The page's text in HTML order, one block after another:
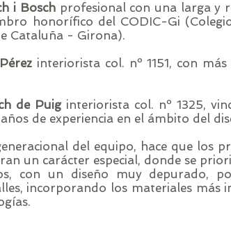
i Boschprofesional con una larga y
honorífico del CODIC-Gi
Cataluña - Girona).
interiorista col. nº 1151, con
de Puiginteriorista col. nº 1325,
de experiencia en el ámbito del
del equipo, hace que los
un carácter especial, donde se
con un diseño muy depurado,
incorporando los materiales más